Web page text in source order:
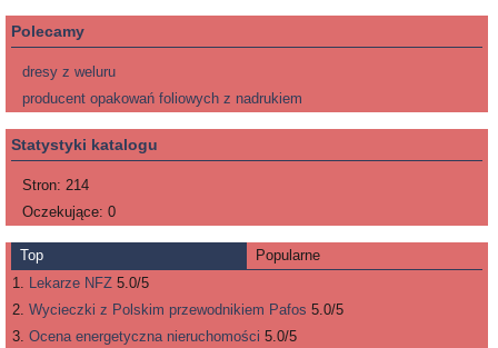
Polecamy
dresy z weluru
producent opakowań foliowych z nadrukiem
Statystyki katalogu
Stron: 214
Oczekujące: 0
Top
Popularne
Lekarze NFZ 5.0/5
Wycieczki z Polskim przewodnikiem Pafos 5.0/5
Ocena energetyczna nieruchomości 5.0/5